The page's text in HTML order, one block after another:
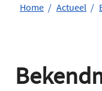
Home Actueel